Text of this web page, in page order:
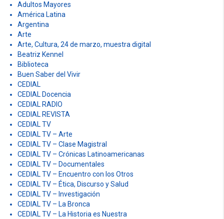
Adultos Mayores
América Latina
Argentina
Arte
Arte, Cultura, 24 de marzo, muestra digital
Beatriz Kennel
Biblioteca
Buen Saber del Vivir
CEDIAL
CEDIAL Docencia
CEDIAL RADIO
CEDIAL REVISTA
CEDIAL TV
CEDIAL TV – Arte
CEDIAL TV – Clase Magistral
CEDIAL TV – Crónicas Latinoamericanas
CEDIAL TV – Documentales
CEDIAL TV – Encuentro con los Otros
CEDIAL TV – Ética, Discurso y Salud
CEDIAL TV – Investigación
CEDIAL TV – La Bronca
CEDIAL TV – La Historia es Nuestra